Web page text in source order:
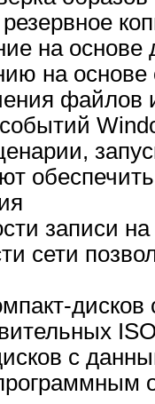
на
на основе
файлов
записи
сети
с